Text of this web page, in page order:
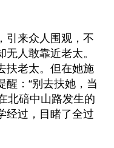
引来众人围观，不
人敢靠近老太。
扶老太。但在她施
醒：“别去扶她，当
北碚中山路发生的
经过，目睹了全过